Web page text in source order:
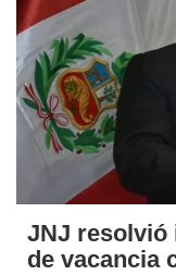
JNJ resolvió
de vacancia